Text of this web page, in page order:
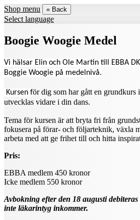
Shop menu « Back
Select language
Boogie Woogie Medel
Vi hälsar Elin och Ole Martin till EBBA
Boggie Woogie på medelnivå.
Kursen för dig som har gått en
utvecklas vidare i din dans.
Tema för kursen är att bryta fri från
fokusera på förar- och följarteknik, växla
arbeta med att ge frihet till och hitta
Pris:
EBBA medlem 450 kronor
Icke medlem 550 kronor
Avbokning efter den 18 augusti
inte läkarintyg inkommer.